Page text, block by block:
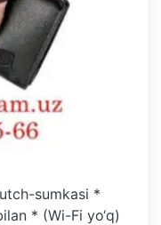
sumkasi *
* (Wi-Fi yo‘q)